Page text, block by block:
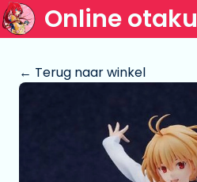
Online otaku
← Terug naar winkel